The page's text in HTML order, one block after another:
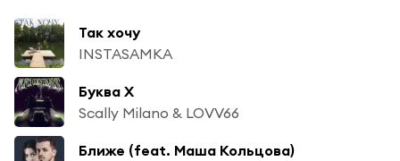
Так хочу
INSTASAMKA
Буква Х
Scally Milano & LOVV66
Ближе (feat. Маша Кольцова)